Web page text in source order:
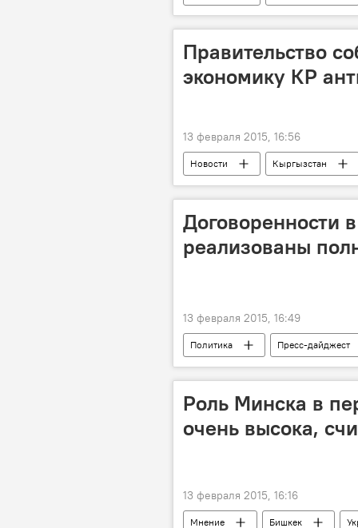
Нарын
Баранина
Правительство
экономику КР
13 февраля 2015, 16:56
Новости Кыргызстан
Договоренности
реализованы
13 февраля 2015, 16:49
Политика Пресс-дайджест
Владимир Путин
Петр
Роль Минска в
очень высока,
13 февраля 2015, 16:16
Мнение Бишкек